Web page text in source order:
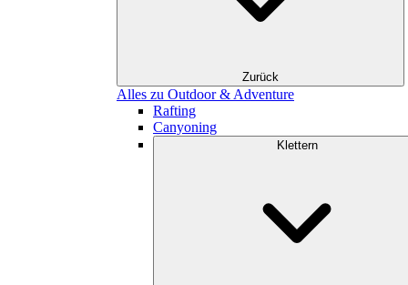
Zurück
Alles zu Outdoor & Adventure
Rafting
Canyoning
Klettern